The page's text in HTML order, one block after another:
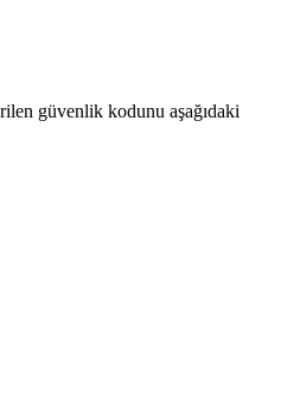
güvenlik kodunu aşağıdaki